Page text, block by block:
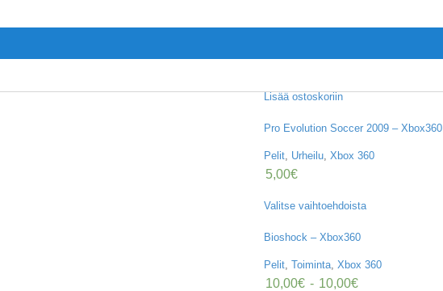
Lisää ostoskoriin
Pro Evolution Soccer 2009 – Xbox360
Pelit, Urheilu, Xbox 360
5,00€
Valitse vaihtoehdoista
Bioshock – Xbox360
Pelit, Toiminta, Xbox 360
10,00€ - 10,00€